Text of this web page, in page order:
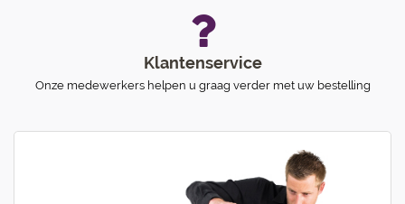
Klantenservice
Onze medewerkers helpen u graag verder met uw bestelling